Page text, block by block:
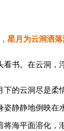
星月为云洞洒
书。在云洞，浮
的云洞尽是柔
姿静静地倒映在
海平面溶化，